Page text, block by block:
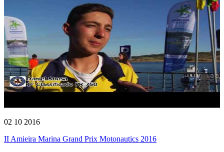
02 10 2016
II Amieira Marina Grand Prix Motonautics 2016